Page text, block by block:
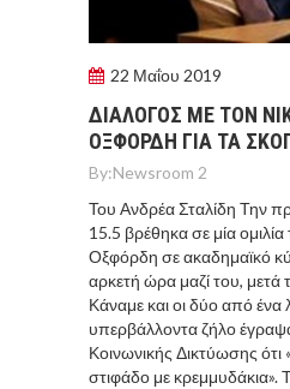
22 Μαΐου 2019
ΔΙΑΛΟΓΟΣ ΜΕ ΤΟΝ
ΟΞΦΟΡΔΗ ΓΙΑ ΤΑ
By:Newsroom 2
Του Ανδρέα Σταλίδη Την
15.5 βρέθηκα σε μία
Οξφόρδη σε ακαδημαϊκό
αρκετή ώρα μαζί του, μετά
Κάναμε και οι δύο από
υπερβάλλοντα ζήλο
Κοινωνικής Δικτύωσης
στιφάδο με κρεμμυδάκια».